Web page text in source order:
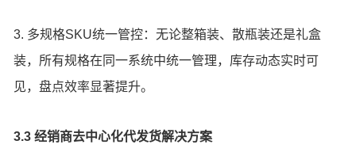
3. 多规格SKU统一管控：无论整箱装、散瓶装还是礼盒
装，所有规格在同一系统中统一管理，库存动态实时可
见，盘点效率显著提升。
3.3 经销商去中心化代发货解决方案